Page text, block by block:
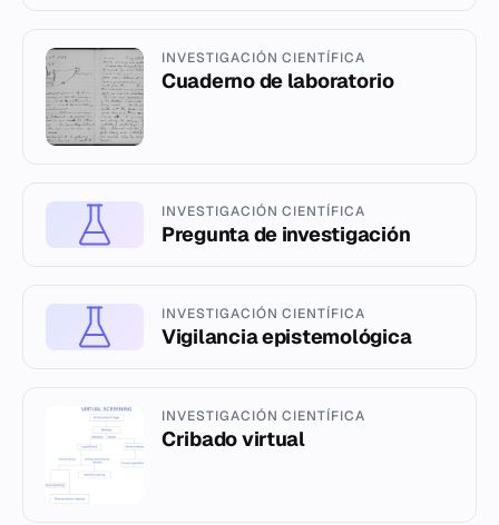
INVESTIGACIÓN CIENTÍFICA
Cuaderno de laboratorio
INVESTIGACIÓN CIENTÍFICA
Pregunta de investigación
INVESTIGACIÓN CIENTÍFICA
Vigilancia epistemológica
INVESTIGACIÓN CIENTÍFICA
Cribado virtual